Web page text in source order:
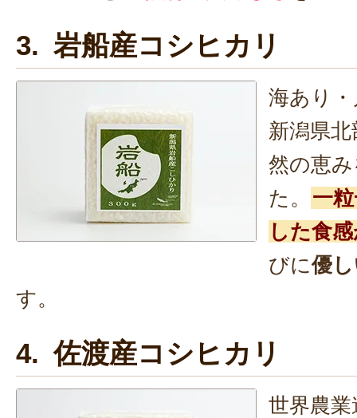
3. 岩船産コシヒカリ
海あり
新潟県
然の恵
た。
一
した食
びに優
す。
4. 佐渡産コシヒカリ
世界農